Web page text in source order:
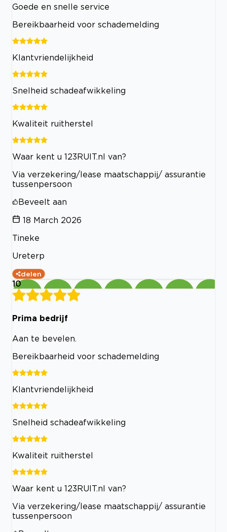
Goede en snelle service
Bereikbaarheid voor schademelding
Klantvriendelijkheid
Snelheid schadeafwikkeling
Kwaliteit ruitherstel
Waar kent u 123RUIT.nl van?
Via verzekering/lease maatschappij/ assurantie
tussenpersoon
Beveelt aan
18 March 2026
Tineke
Ureterp
delen
10
Prima bedrijf
Aan te bevelen.
Bereikbaarheid voor schademelding
Klantvriendelijkheid
Snelheid schadeafwikkeling
Kwaliteit ruitherstel
Waar kent u 123RUIT.nl van?
Via verzekering/lease maatschappij/ assurantie
tussenpersoon